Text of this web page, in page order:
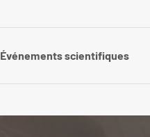
Événements scientifiques